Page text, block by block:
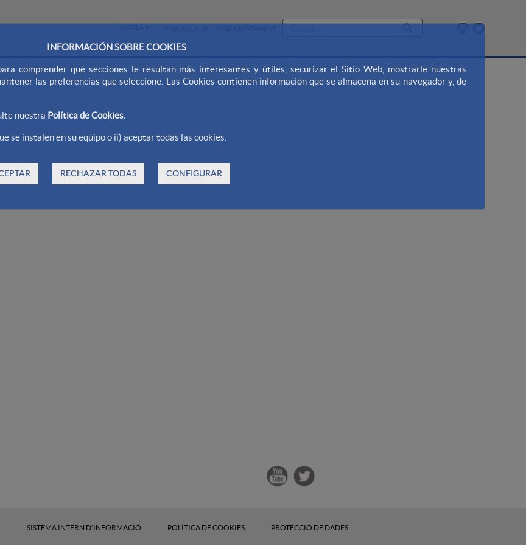
INFORMACIÓN SOBRE COOKIES
comprender qué secciones le resultan más interesantes y útiles, securizar el Sitio Web, mostrarle nuestras
las preferencias que seleccione. Las Cookies contienen información que se almacena en su navegador y, de
nuestra Política de Cookies.
se instalen en su equipo o ii) aceptar todas las cookies.
RECHAZAR TODAS CONFIGURAR
SISTEMA INTERN D’INFORMACIÓ POLÍTICA DE COOKIES PROTECCIÓ DE DADES